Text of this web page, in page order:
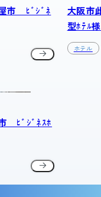
市 ﾋﾞｼﾞﾈ
大阪市
型ﾎﾃﾙ様
ホテル
ﾋﾞｼﾞﾈｽﾎ